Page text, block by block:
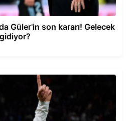
Güler'in son kararı! Gelecek